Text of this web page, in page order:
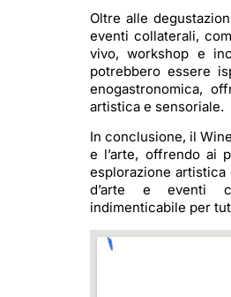
Oltre alle
eventi collaterali,
vivo, workshop e
potrebbero essere
enogastronomica,
artistica e sensoriale.
In conclusione, il
e l’arte, offrendo ai
esplorazione
d’arte e eventi
indimenticabile per